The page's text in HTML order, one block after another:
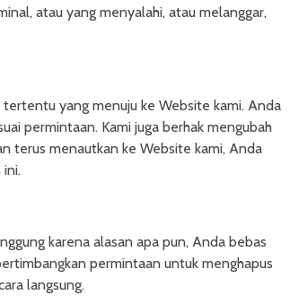
atau yang menyalahi, atau melanggar,
yang menuju ke Website kami. Anda
permintaan. Kami juga berhak mengubah
terus menautkan ke Website kami, Anda
karena alasan apa pun, Anda bebas
permintaan untuk menghapus
langsung.